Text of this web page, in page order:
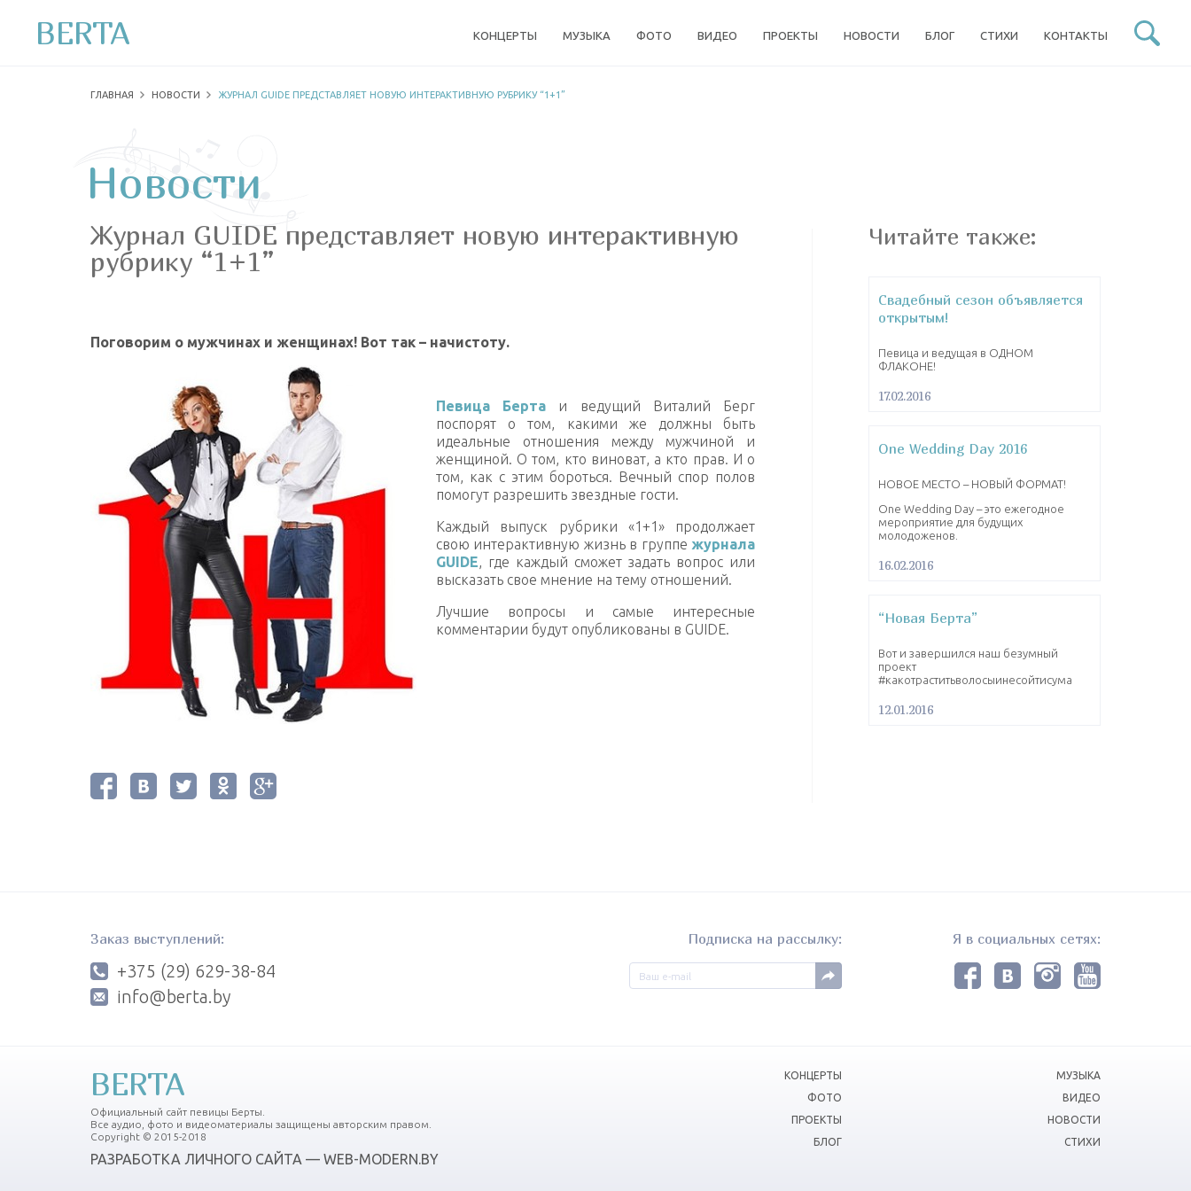
BERTA КОНЦЕРТЫ МУЗЫКА ФОТО ВИДЕО ПРОЕКТЫ НОВОСТИ БЛОГ СТИХИ КОНТАКТЫ
ГЛАВНАЯ НОВОСТИ ЖУРНАЛ GUIDE ПРЕДСТАВЛЯЕТ НОВУЮ ИНТЕРАКТИВНУЮ РУБРИКУ “1+1”
Новости
Журнал GUIDE представляет новую интерактивную
рубрику “1+1”
Поговорим о мужчинах и женщинах! Вот так – начистоту.
Певица Берта и ведущий Виталий Берг
поспорят о том, какими же должны быть
идеальные отношения между мужчиной и
женщиной. О том, кто виноват, а кто прав. И о
том, как с этим бороться. Вечный спор полов
помогут разрешить звездные гости.
Каждый выпуск рубрики «1+1» продолжает
свою интерактивную жизнь в группе журнала
GUIDE, где каждый cможет задать вопрос или
высказать свое мнение на тему отношений.
Лучшие вопросы и самые интересные
комментарии будут опубликованы в GUIDE.
Читайте также:
Свадебный сезон объявляется
открытым!
Певица и ведущая в ОДНОМ
ФЛАКОНЕ!
17.02.2016
One Wedding Day 2016
НОВОЕ МЕСТО – НОВЫЙ ФОРМАТ!
One Wedding Day – это ежегодное
мероприятие для будущих
молодоженов.
16.02.2016
“Новая Берта”
Вот и завершился наш безумный
проект
#какотраститьволосыинесойтисума
12.01.2016
Заказ выступлений:
+375 (29) 629-38-84
info@berta.by
Подписка на рассылку: Я в социальных сетях:
BERTA
Официальный сайт певицы Берты.
Все аудио, фото и видеоматериалы защищены авторским правом.
Copyright © 2015-2018
РАЗРАБОТКА ЛИЧНОГО САЙТА — WEB-MODERN.BY
КОНЦЕРТЫ
ФОТО
ПРОЕКТЫ
БЛОГ
МУЗЫКА
ВИДЕО
НОВОСТИ
СТИХИ